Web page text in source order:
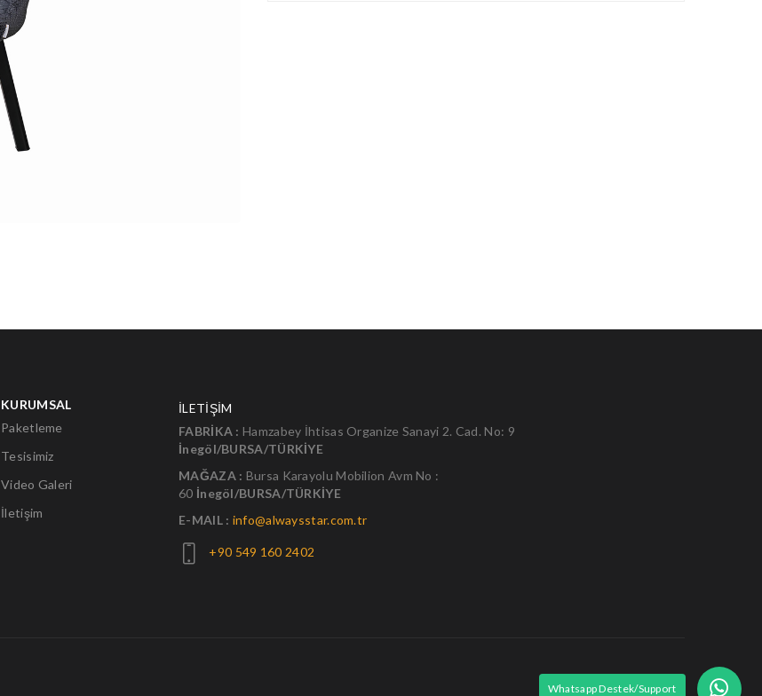
Whatsapp Destek/Support
KURUMSAL
Paketleme
Tesisimiz
Video Galeri
İletişim
İLETİŞİM
FABRİKA : Hamzabey İhtisas Organize Sanayi 2. Cad. No: 9
İnegöl/BURSA/TÜRKİYE
MAĞAZA : Bursa Karayolu Mobilion Avm No :
60 İnegöl/BURSA/TÜRKİYE
E-MAIL : info@alwaysstar.com.tr
+90 549 160 2402